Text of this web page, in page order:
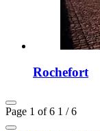
Rochefort
Page 1 of 6 1 / 6